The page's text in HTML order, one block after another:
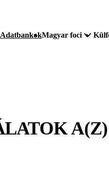
AdatbankokMagyar foci
A(Z)